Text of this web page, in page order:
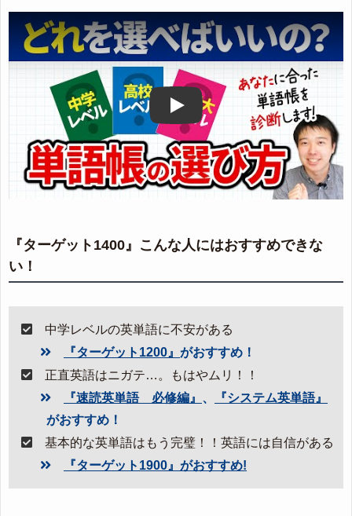
Play
『ターゲット1400』こんな人にはおすすめできな
い！
中学レベルの英単語に不安がある
『ターゲット1200』 がおすすめ！
正直英語はニガテ…。もはやムリ！！
『速読英単語 必修編』 、
『システム英単語』
がおすすめ！
基本的な英単語はもう完璧！！英語には自信がある
『ターゲット1900』がおすすめ!